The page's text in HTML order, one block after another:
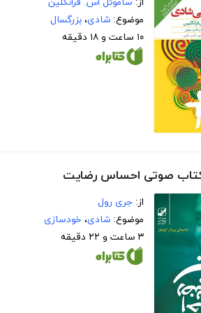
موضوع: شادی، بزرگسال
۱۰ ساعت و ۱۸ دقیقه
کتاب صوتی احساس رضایت
از: جری رول
موضوع: شادی، خودسازی
۳ ساعت و ۲۲ دقیقه